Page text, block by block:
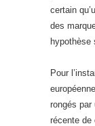
certain
des
hypothèse
Pour
rongés par
récente de